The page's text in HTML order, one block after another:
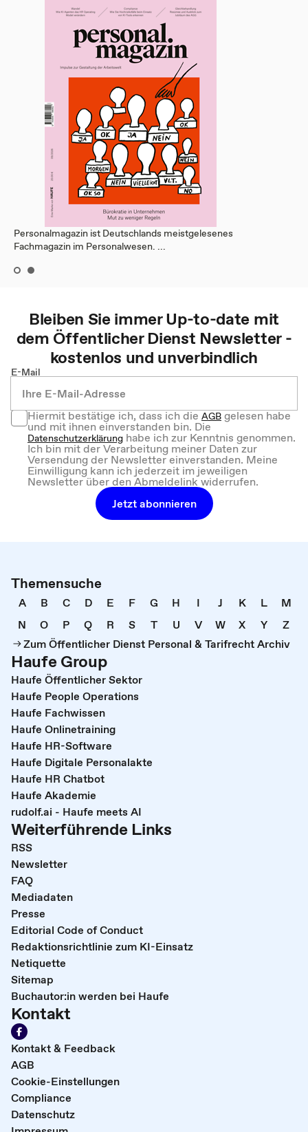
Personalmagazin ist Deutschlands meistgelesenes
Fachmagazin im Personalwesen. ...
Bleiben Sie immer Up-to-date mit
dem Öffentlicher Dienst Newsletter -
kostenlos und unverbindlich
E-Mail
Hiermit bestätige ich, dass ich dieAGBgelesen habe
und mit ihnen einverstanden bin. Die
Datenschutzerklärung habe ich zur Kenntnis genommen.
Ich bin mit der Verarbeitung meiner Daten zur
Versendung der Newsletter einverstanden. Meine
Einwilligung kann ich jederzeit im jeweiligen
Newsletter über den Abmeldelink widerrufen.
Jetzt abonnieren
Themensuche
A B C D E F G H I J K L
M
N
O P Q R S T U V W X Y
Z
Zum Öffentlicher Dienst Personal & Tarifrecht Archiv
Haufe Group
Haufe Öffentlicher Sektor
Haufe People Operations
Haufe Fachwissen
Haufe Onlinetraining
Haufe HR-Software
Haufe Digitale Personalakte
Haufe HR Chatbot
Haufe Akademie
rudolf.ai - Haufe meets AI
Weiterführende Links
RSS
Newsletter
FAQ
Mediadaten
Presse
Editorial Code of Conduct
Redaktionsrichtlinie zum KI-Einsatz
Netiquette
Sitemap
Buchautor:in werden bei Haufe
Kontakt
Kontakt & Feedback
AGB
Cookie-Einstellungen
Compliance
Datenschutz